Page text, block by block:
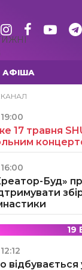
АФІША
19:00
17 травня
16:00
Буд»
19
12:12